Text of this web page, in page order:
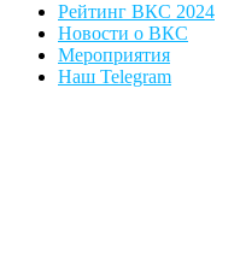
Рейтинг ВКС 2024
Новости о ВКС
Мероприятия
Наш Telegram